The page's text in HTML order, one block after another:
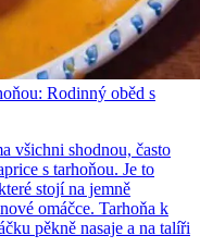
Rodinný oběd s
všichni shodnou, často
s tarhoňou. Je to
stojí na jemně
omáčce. Tarhoňa k
pěkně nasaje a na talíři